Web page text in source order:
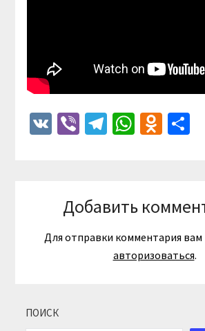
VKViberTelegram
Добавить
Для отправки комментария
авторизоваться.
ПОИСК